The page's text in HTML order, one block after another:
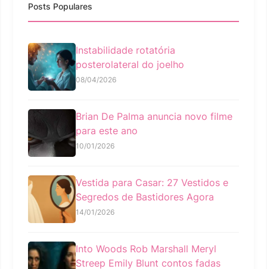
Posts Populares
Instabilidade rotatória
posterolateral do joelho
08/04/2026
Brian De Palma anuncia novo filme
para este ano
10/01/2026
Vestida para Casar: 27 Vestidos e
Segredos de Bastidores Agora
14/01/2026
Into Woods Rob Marshall Meryl
Streep Emily Blunt contos fadas